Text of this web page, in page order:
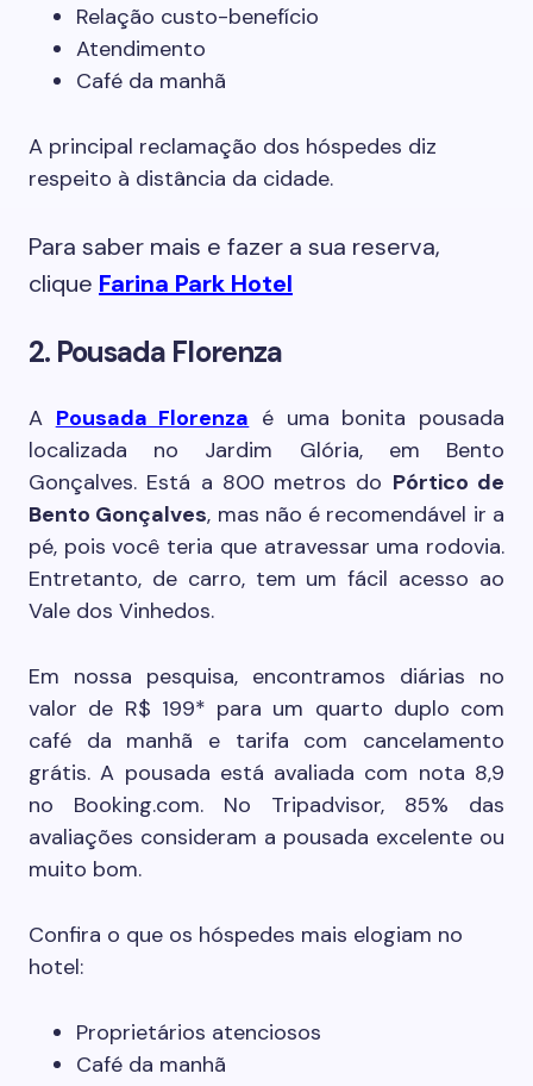
Relação custo-benefício
Atendimento
Café da manhã
A principal reclamação dos hóspedes diz
respeito à distância da cidade.
Para saber mais e fazer a sua reserva,
clique Farina Park Hotel
2. Pousada Florenza
A Pousada Florenza é uma bonita pousada
localizada no Jardim Glória, em Bento
Gonçalves. Está a 800 metros do Pórtico de
Bento Gonçalves, mas não é recomendável ir a
pé, pois você teria que atravessar uma rodovia.
Entretanto, de carro, tem um fácil acesso ao
Vale dos Vinhedos.
Em nossa pesquisa, encontramos diárias no
valor de R$ 199* para um quarto duplo com
café da manhã e tarifa com cancelamento
grátis. A pousada está avaliada com nota 8,9
no Booking.com. No Tripadvisor, 85% das
avaliações consideram a pousada excelente ou
muito bom.
Confira o que os hóspedes mais elogiam no
hotel:
Proprietários atenciosos
Café da manhã